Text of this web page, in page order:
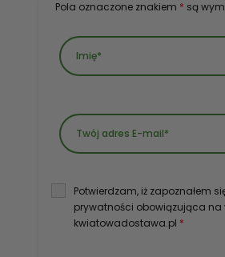
Pola oznaczone znakiem * są
Potwierdzam, iż zapoznałem
prywatności obowiązująca na
kwiatowadostawa.pl *